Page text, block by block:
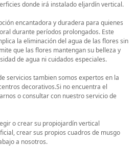
donde irá instalado eljardín vertical.
encantadora y duradera para quienes
durante períodos prolongados. Este
la eliminación del agua de las flores sin
que las flores mantengan su belleza y
de agua ni cuidados especiales.
servicios tambien somos expertos en la
decorativos.Si no encuentra el
o consultar con nuestro servicio de
o crear su propiojardín vertical
crear sus propios cuadros de musgo
a nosotros.